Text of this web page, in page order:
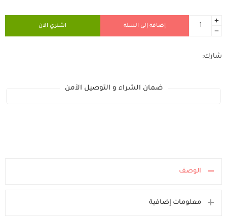
إضافة إلى السلة اشتري الآن
شارك:
ضمان الشراء و التوصيل الآمن
الوصف
معلومات إضافية